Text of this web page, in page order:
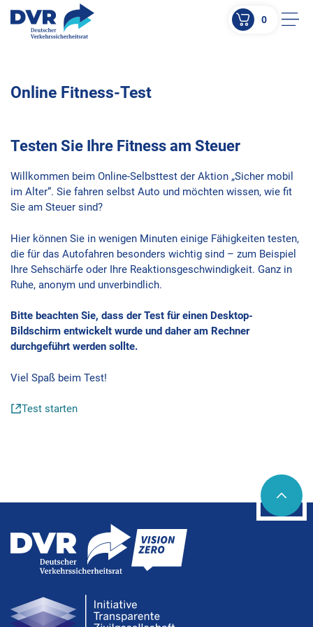
ZUR SUCHE SPRINGEN
0
Online Fitness-Test
Testen Sie Ihre Fitness am Steuer
Willkommen beim Online-Selbsttest der Aktion „Sicher mobil
im Alter“. Sie fahren selbst Auto und möchten wissen, wie fit
Sie am Steuer sind?
Hier können Sie in wenigen Minuten einige Fähigkeiten testen,
die für das Autofahren besonders wichtig sind – zum Beispiel
Ihre Sehschärfe oder Ihre Reaktionsgeschwindigkeit. Ganz in
Ruhe, anonym und unverbindlich.
Bitte beachten Sie, dass der Test für einen Desktop-
Bildschirm entwickelt wurde und daher am Rechner
durchgeführt werden sollte.
Viel Spaß beim Test!
Test starten